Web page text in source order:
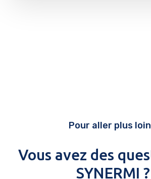
Pour aller plus
Vous avez des
SYNERMI ?